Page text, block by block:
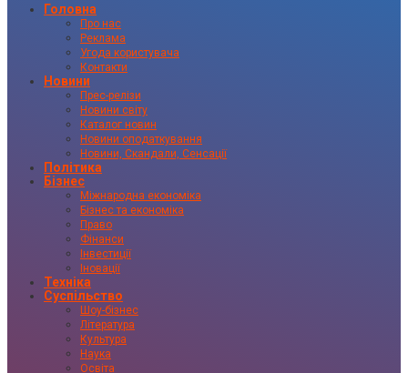
Головна
Про нас
Реклама
Угода користувача
Контакти
Новини
Прес-релізи
Новини світу
Каталог новин
Новини оподаткування
Новини, Скандали, Сенсації
Політика
Бізнес
Міжнародна економіка
Бізнес та економіка
Право
Фінанси
Інвестиції
Іновації
Техніка
Суспільство
Шоу-бізнес
Література
Культура
Наука
Освіта